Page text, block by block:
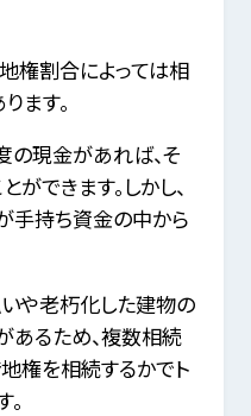
権割合によっては相
ます。
現金があれば、そ
できます。しかし、
手持ち資金の中から
や老朽化した建物の
あるため、複数相続
権を相続するかでト